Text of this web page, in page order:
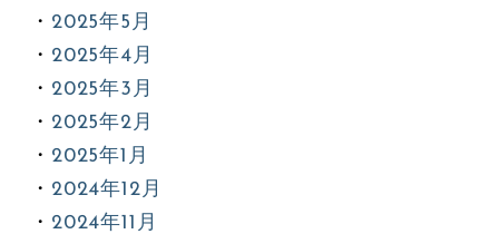
2025年5月
2025年4月
2025年3月
2025年2月
2025年1月
2024年12月
2024年11月